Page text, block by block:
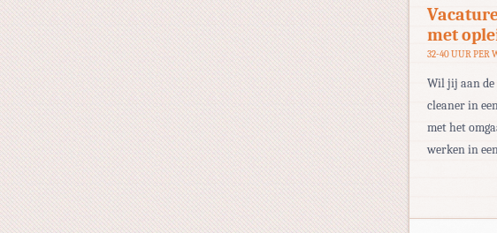
met
32-40 UUR PER
Wil jij aan de
cleaner in
met het
werken in